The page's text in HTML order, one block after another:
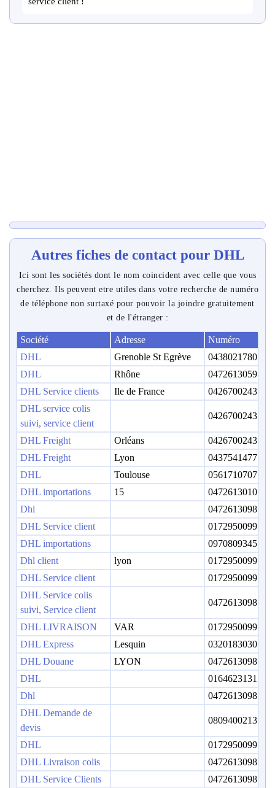
Autres fiches de contact pour DHL
Ici sont les sociétés dont le nom coincident avec celle que vous
cherchez. Ils peuvent etre utiles dans votre recherche de numéro
de téléphone non surtaxé pour pouvoir la joindre gratuitement
et de l'étranger :
Société Adresse
Numéro
DHL
Grenoble St Egrève
0438021780
DHL
Rhône
0472613059
DHL Service clients
Ile de France
0426700243
DHL service colis
suivi, service client
0426700243
DHL Freight Orléans
0426700243
DHL Freight
Lyon
0437541477
DHL
Toulouse
0561710707
DHL importations
15
0472613010
Dhl
0472613098
DHL Service client
0172950099
DHL importations
0970809345
Dhl client
lyon
0172950099
DHL Service client
0172950099
DHL Service colis
suivi, Service client
0472613098
DHL LIVRAISON VAR
0172950099
DHL Express
Lesquin
0320183030
DHL Douane
LYON
0472613098
DHL
0164623131
Dhl
0472613098
DHL Demande de
devis
0809400213
DHL
0172950099
DHL Livraison colis
0472613098
DHL Service Clients
0472613098